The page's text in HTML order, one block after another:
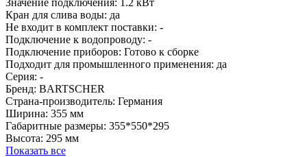
Кран для слива воды: да
Не входит в комплект поставки: -
Подключение к водопроводу: -
Подключение приборов: Готово к сборке
Подходит для промышленного применения: да
Серия: -
Бренд: BARTSCHER
Страна-производитель: Германия
Ширина: 355 мм
Габаритные размеры: 355*550*295
Высота: 295 мм
Показать все